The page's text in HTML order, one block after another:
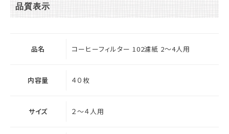
品質表示
品名 コーヒーフィルター 102濾紙 2～4人用
内容量 ４０枚
サイズ ２～４人用